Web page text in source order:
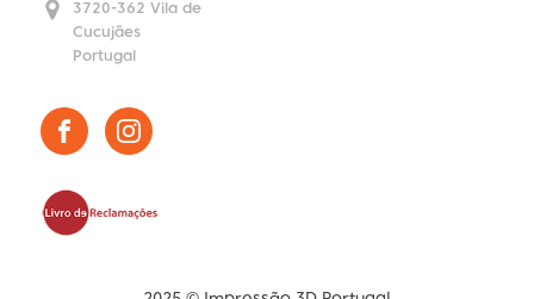
3720-362 Vila de
Cucujães
Portugal